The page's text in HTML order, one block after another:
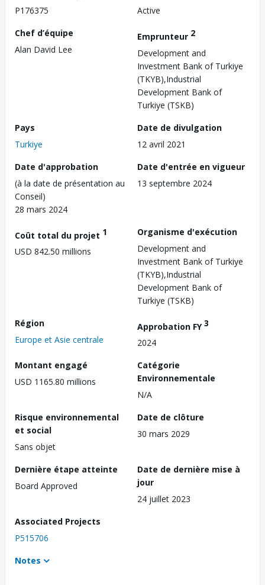
P176375
Active
Chef d’équipe
Alan David Lee
Emprunteur 2
Development and
Investment Bank of Turkiye
(TKYB),Industrial
Development Bank of
Turkiye (TSKB)
Pays
Turkiye
Date de divulgation
12 avril 2021
Date d'approbation
(à la date de présentation au
Conseil)
28 mars 2024
Date d'entrée en vigueur
13 septembre 2024
Coût total du projet 1
USD 842.50 millions
Organisme d'exécution
Development and
Investment Bank of Turkiye
(TKYB),Industrial
Development Bank of
Turkiye (TSKB)
Région
Europe et Asie centrale
Approbation FY3
2024
Montant engagé
USD 1165.80 millions
Catégorie
Environnementale
N/A
Risque environnemental
et social
Sans objet
Date de clôture
30 mars 2029
Dernière étape atteinte
Board Approved
Date de dernière mise à
jour
24 juillet 2023
Associated Projects
P515706
Notes